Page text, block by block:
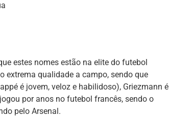
estes nomes estão na elite do futebol
extrema qualidade a campo, sendo que
é jovem, veloz e habilidoso), Griezmann é
por anos no futebol francês, sendo o
pelo Arsenal.